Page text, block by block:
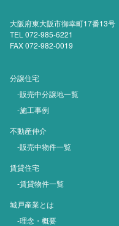
大阪府東大阪市御幸町17番13号
TEL 072-985-6221
FAX 072-982-0019
分譲住宅
-販売中分譲地一覧
-施工事例
不動産仲介
-販売中物件一覧
賃貸住宅
-賃貸物件一覧
城戸産業とは
-理念・概要